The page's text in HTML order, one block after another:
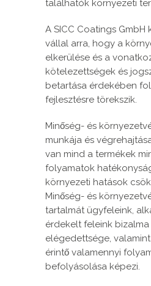
találhatók környezeti
A SICC Coatings
vállal arra, hogy a
elkerülése és a
kötelezettségek és
betartása érdekében
fejlesztésre törekszik.
Minőség- és
munkája és
van mind a termékek
folyamatok
környezeti hatások
Minőség- és
tartalmát ügyfeleink,
érdekelt feleink bizalma
elégedettsége,
érintő valamennyi
befolyásolása képezi.